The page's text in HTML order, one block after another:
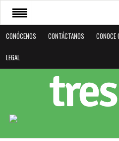
CONÓCENOS CONTÁCTANOS CONOCE
LEGAL
CONOCE CONECTOR SOCIAL